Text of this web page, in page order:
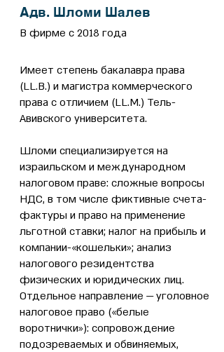
Адв. Шломи Шалев
В фирме с 2018 года
Имеет степень бакалавра права
(LL.B.) и магистра коммерческого
права с отличием (LL.M.) Тель-
Авивского университета.
Шломи специализируется на
израильском и международном
налоговом праве: сложные вопросы
НДС, в том числе фиктивные счета-
фактуры и право на применение
льготной ставки; налог на прибыль и
компании-«кошельки»; анализ
налогового резидентства
физических и юридических лиц.
Отдельное направление — уголовное
налоговое право («белые
воротнички»): сопровождение
подозреваемых и обвиняемых,